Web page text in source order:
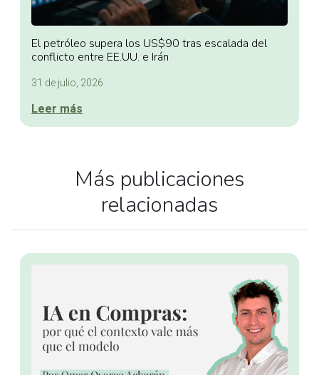
El petróleo supera los US$90 tras escalada del
conflicto entre EE.UU. e Irán
31 de julio, 2026
Leer más
Más publicaciones
relacionadas